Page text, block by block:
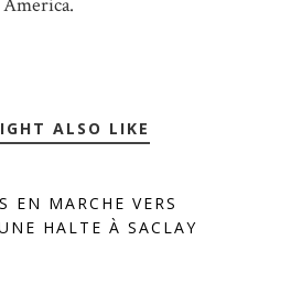
ALSO LIKE
EN MARCHE VERS
HALTE À SACLAY